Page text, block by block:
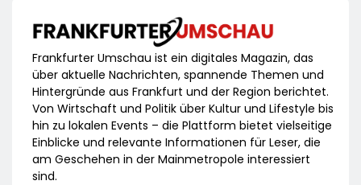
Frankfurter Umschau ist ein digitales Magazin, das
über aktuelle Nachrichten, spannende Themen und
Hintergründe aus Frankfurt und der Region berichtet.
Von Wirtschaft und Politik über Kultur und Lifestyle bis
hin zu lokalen Events – die Plattform bietet vielseitige
Einblicke und relevante Informationen für Leser, die
am Geschehen in der Mainmetropole interessiert
sind.